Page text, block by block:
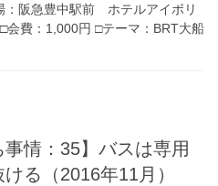
：阪急豊中駅前 ホテルアイボリ
費：1,000円 □テーマ：BRT大船
事情：35】バスは専用
る（2016年11月）